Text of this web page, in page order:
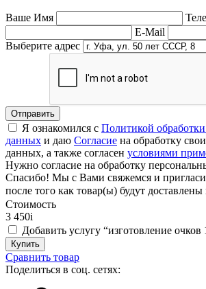
Ваше Имя
E-Mail
Выберите адрес
Отправить
Я ознакомился с Политикой
данных и даю Согласие на обработку
данных, а также согласен условиями
Нужно согласие на обработку
Спасибо! Мы с Вами свяжемся и
после того как товар(ы) будут доставлены
Стоимость
3 450i
Добавить услугу “изготовление очков
Купить
Сравнить товар
Поделиться в соц. сетях: